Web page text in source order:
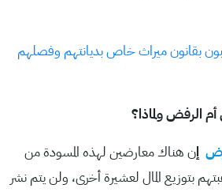
بقانون ميراث خاص بديانتهم وفصلهم
الرفض ولماذا؟
إن هناك معارضين لهذه المسودة من
بتوزيع المال لعشيرة أخرى، ولن يتم نشر